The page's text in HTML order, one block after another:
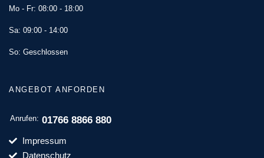
Mo - Fr: 08:00 - 18:00
Sa: 09:00 - 14:00
So: Geschlossen
ANGEBOT ANFORDEN
Anrufen: 01766 8866 880
Impressum
Datenschutz